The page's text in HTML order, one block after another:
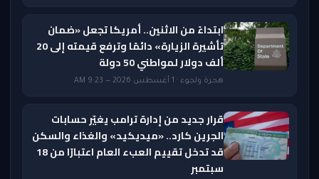
ابتداءً من الاثنين.. أمريكا تجعل «ضمان
تأشيرة الزيارة» دائمًا وترفع قيمته إلى 20
ألف دولار لمواطني 50 دولة
هجرة ولجوء · 1 أغسطس 2026 — 9:23 AM
قرار جديد من إدارة ترامب يغيّر حسابات
الجرين كارد.. «ميديكيد» والغذاء والسكن
قد تدخل تقييم العبء العام اعتبارًا من 18
سبتمبر